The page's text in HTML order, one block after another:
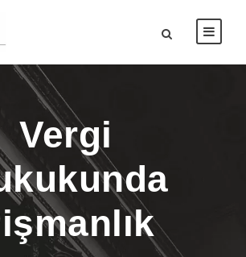
Vergi